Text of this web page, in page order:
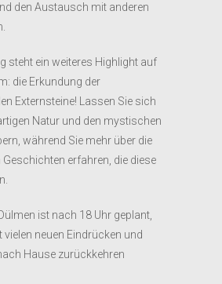
den Austausch mit anderen
steht ein weiteres Highlight auf
die Erkundung der
Externsteine! Lassen Sie sich
Natur und den mystischen
während Sie mehr über die
erfahren, die diese
ist nach 18 Uhr geplant,
neuen Eindrücken und
Hause zurückkehren